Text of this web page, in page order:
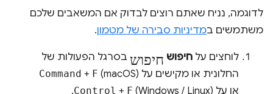
לדוגמה, נניח שאתם רוצים לבדוק אם המשאבים שלכם
משתמשים במדיניות סבירה של מטמון.
לוחצים על חיפוש חיפוש בסרגל הפעולות של
החלונית או מקישים על
Command + F (macOS)
או על
Control + F (Windows / Linux).